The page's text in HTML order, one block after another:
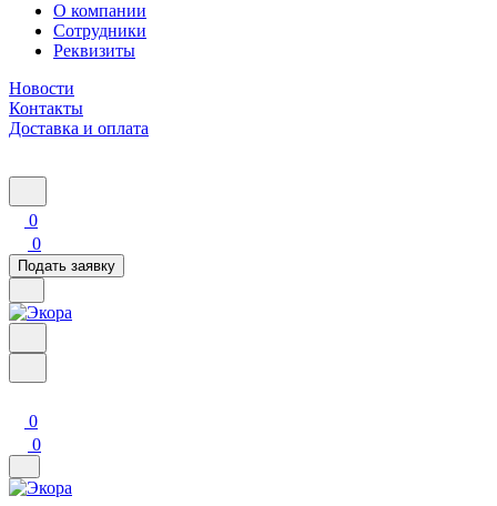
О компании
Сотрудники
Реквизиты
Новости
Контакты
Доставка и оплата
0
0
Подать заявку
0
0